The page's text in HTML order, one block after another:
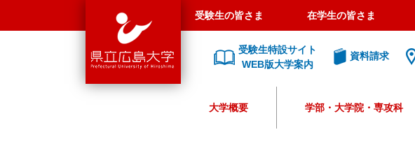
島
大
受験生の皆さま 在学生の皆さま
受験生特設サイト
WEB版大学案内
資料請求
大学概要 学部・大学院・専攻科